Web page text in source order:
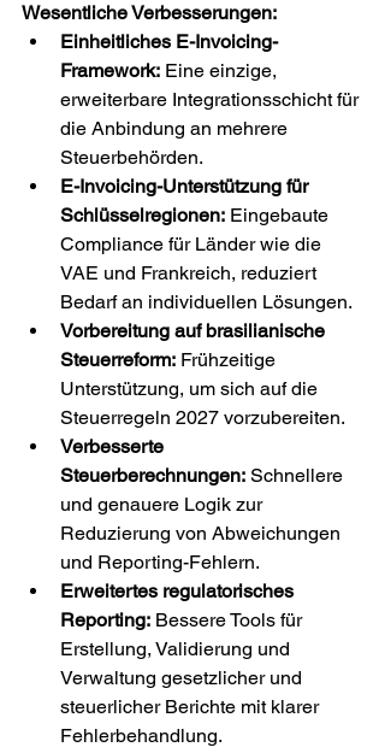
Wesentliche Verbesserungen:
Einheitliches E-Invoicing-
Framework: Eine einzige,
erweiterbare Integrationsschicht für
die Anbindung an mehrere
Steuerbehörden.
E-Invoicing-Unterstützung für
Schlüsselregionen: Eingebaute
Compliance für Länder wie die
VAE und Frankreich, reduziert
Bedarf an individuellen Lösungen.
Vorbereitung auf brasilianische
Steuerreform: Frühzeitige
Unterstützung, um sich auf die
Steuerregeln 2027 vorzubereiten.
Verbesserte
Steuerberechnungen: Schnellere
und genauere Logik zur
Reduzierung von Abweichungen
und Reporting-Fehlern.
Erweitertes regulatorisches
Reporting: Bessere Tools für
Erstellung, Validierung und
Verwaltung gesetzlicher und
steuerlicher Berichte mit klarer
Fehlerbehandlung.